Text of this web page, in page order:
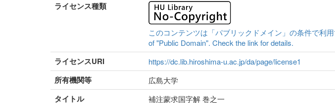
ライセンス種類
このコンテンツは「パブリックドメイン」の条件で利
of "Public Domain". Check the link for details.
ライセンスURI https://dc.lib.hiroshima-u.ac.jp/da/page/license1
所有機関等 広島大学
タイトル 補注蒙求国字解 巻之一